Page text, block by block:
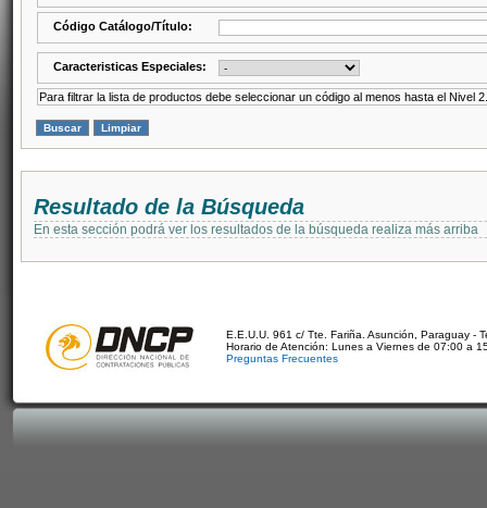
Código Catálogo/Título:
Caracteristicas Especiales:
Para filtrar la lista de productos debe seleccionar un código al menos hasta el Nivel 2.
Resultado de la Búsqueda
En esta sección podrá ver los resultados de la búsqueda realiza más arriba
E.E.U.U. 961 c/ Tte. Fariña. Asunción, Paraguay -
Horario de Atención: Lunes a Viernes de 07:00 a
Preguntas Frecuentes